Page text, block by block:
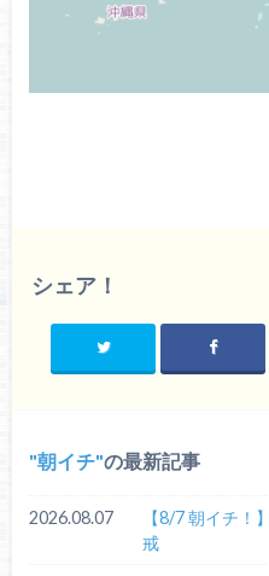
シェア！
朝イチ の最新記事
2026.08.07
【8/7 朝イチ！
戒